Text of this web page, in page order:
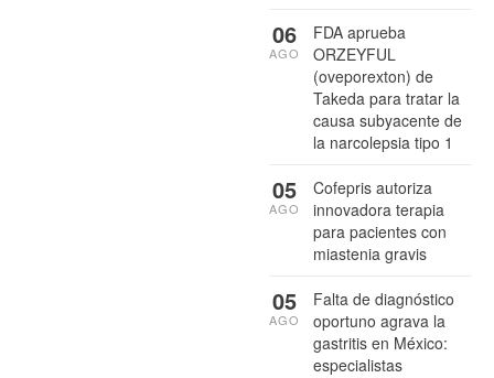
FDA aprueba
ORZEYFUL
(oveporexton) de
Takeda para tratar la
causa subyacente de
la narcolepsia tipo 1
06
AGO
Cofepris autoriza
innovadora terapia
para pacientes con
miastenia gravis
05
AGO
Falta de diagnóstico
oportuno agrava la
gastritis en México:
especialistas
05
AGO